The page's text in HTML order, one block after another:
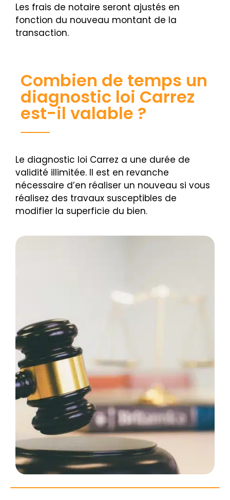
Les frais de notaire seront ajustés en
fonction du nouveau montant de la
transaction.
Combien de temps un
diagnostic loi Carrez
est-il valable ?
Le diagnostic loi Carrez a une durée de
validité illimitée. Il est en revanche
nécessaire d’en réaliser un nouveau si vous
réalisez des travaux susceptibles de
modifier la superficie du bien.